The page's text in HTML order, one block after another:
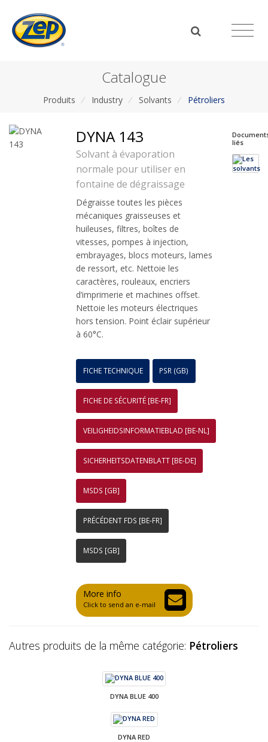
Catalogue
Produits / Industry / Solvants / Pétroliers
DYNA 143
Solvant à évaporation
normale pour utiliser en
fontaine de dégraissage
Dégraisse toutes les pièces
mécaniques graisseuses et
huileuses, filtres, boîtes de
vitesses, pompes à injection,
embrayages, blocs moteurs, lames
de ressort, etc. Nettoie les
caractères, rouleaux, encriers
d’imprimerie et machines offset.
Nettoie les moteurs électriques
hors tension. Point éclair supérieur
à 60°C.
FICHE TECHNIQUE PSR (GB)
FICHE DE SÉCURITÉ [BE-FR]
VEILIGHEIDSINFORMATIEBLAD [BE-NL]
SICHERHEITSDATENBLATT [BE-DE]
MSDS [GB]
PRÉCÉDENT FDS [BE-FR]
MSDS [GB]
More info
Click to send an e-mail
liés
Autres produits de la même catégorie: Pétroliers
DYNA BLUE 400
DYNA RED